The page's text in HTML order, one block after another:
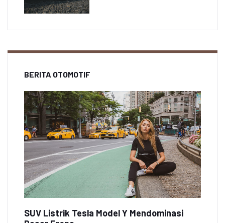
BERITA OTOMOTIF
SUV Listrik Tesla Model Y Mendominasi